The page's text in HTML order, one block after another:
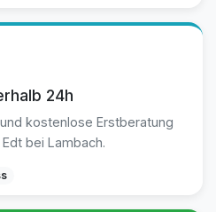
24h
kostenlose Erstberatung
bei Lambach.